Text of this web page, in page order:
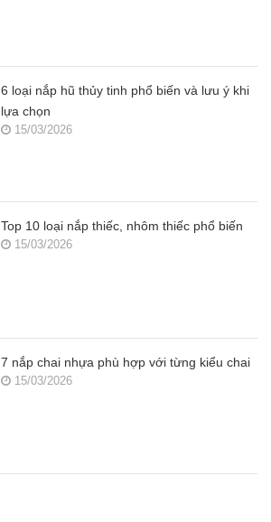
6 loại nắp hũ thủy tinh phổ biến và lưu ý khi
lựa chọn
15/03/2026
Top 10 loại nắp thiếc, nhôm thiếc phổ biến
15/03/2026
7 nắp chai nhựa phù hợp với từng kiểu chai
15/03/2026